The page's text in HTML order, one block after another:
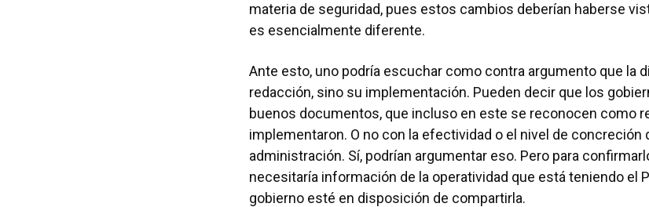
materia de seguridad, pues estos cambios deberían haberse
es esencialmente diferente.
Ante esto, uno podría escuchar como contra argumento que la
redacción, sino su implementación. Pueden decir que los
buenos documentos, que incluso en este se reconocen como
implementaron. O no con la efectividad o el nivel de concreción
administración. Sí, podrían argumentar eso. Pero para
necesitaría información de la operatividad que está teniendo el
gobierno esté en disposición de compartirla.